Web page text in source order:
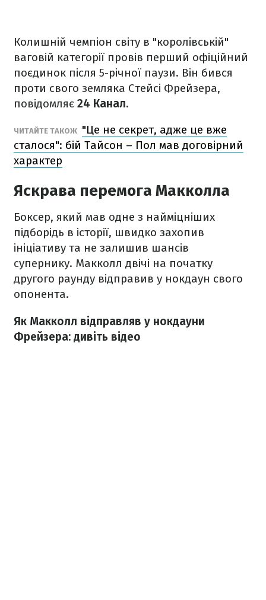
Колишній чемпіон світу в "королівській"
ваговій категорії провів перший офіційний
поєдинок після 5-річної паузи. Він бився
проти свого земляка Стейсі Фрейзера,
повідомляє 24 Канал.
ЧИТАЙТЕ ТАКОЖ "Це не секрет, адже це вже
сталося": бій Тайсон – Пол мав договірний
характер
Яскрава перемога Макколла
Боксер, який мав одне з найміцніших
підборідь в історії, швидко захопив
ініціативу та не залишив шансів
супернику. Макколл двічі на початку
другого раунду відправив у нокдаун свого
опонента.
Як Макколл відправляв у нокдауни
Фрейзера: дивіть відео